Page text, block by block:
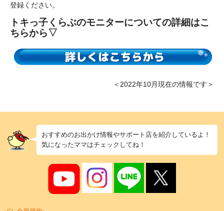
登録ください。
トキっ子くらぶのモニターについての詳細はこ
ちらから▽
＜2022年10月現在の情報です＞
おすすめのお出かけ情報やサポート店を紹介しているよ！
気になったママはチェックしてね！